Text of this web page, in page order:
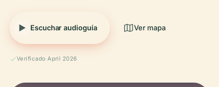
Escuchar audioguía Ver mapa
Verificado April 2026